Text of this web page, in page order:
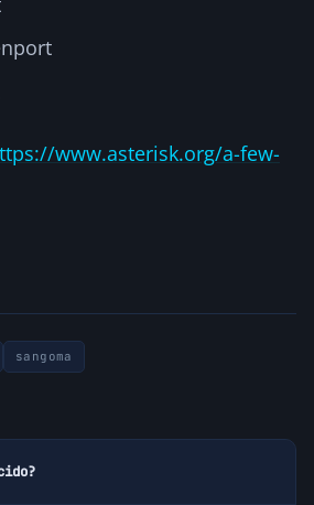
www.asterisk.org/a-few-
sangoma